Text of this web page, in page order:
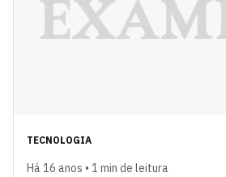
TECNOLOGIA
Há 16 anos • 1 min de leitura